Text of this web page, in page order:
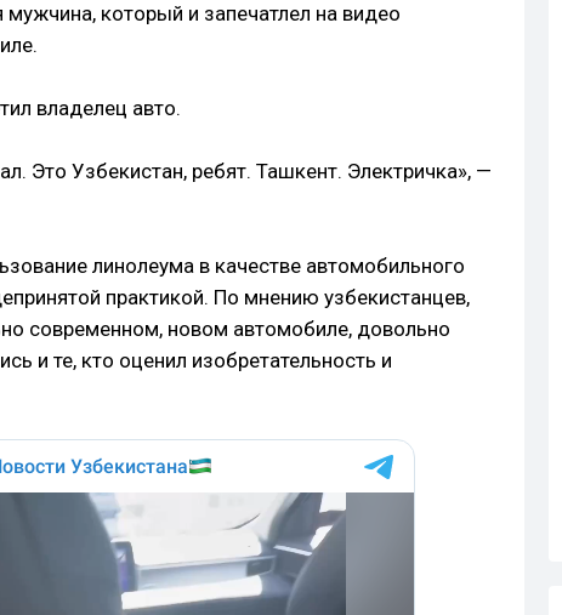
мужчина, который и запечатлел на видео
владелец авто.
Это Узбекистан, ребят. Ташкент. Электричка», —
линолеума в качестве автомобильного
практикой. По мнению узбекистанцев,
современном, новом автомобиле, довольно
и те, кто оценил изобретательность и